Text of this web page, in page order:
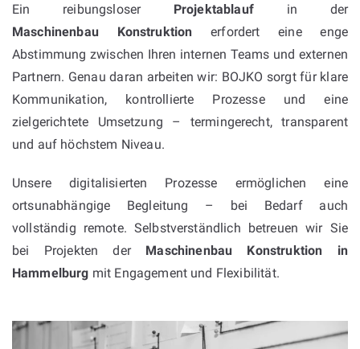
Ein reibungsloser Projektablaufin der
Maschinenbau Konstruktion erfordert eine enge
Abstimmung zwischen Ihren internen Teams und externen
Partnern. Genau daran arbeiten wir: BOJKO sorgt für klare
Kommunikation, kontrollierte Prozesse und eine
zielgerichtete Umsetzung – termingerecht, transparent
und auf höchstem Niveau.
Unsere digitalisierten Prozesse ermöglichen eine
ortsunabhängige Begleitung – bei Bedarf auch
vollständig remote. Selbstverständlich betreuen wir Sie
bei Projekten der Maschinenbau Konstruktion in
Hammelburg mit Engagement und Flexibilität.